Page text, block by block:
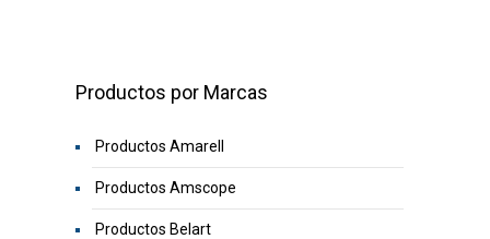
Productos por Marcas
Productos Amarell
Productos Amscope
Productos Belart